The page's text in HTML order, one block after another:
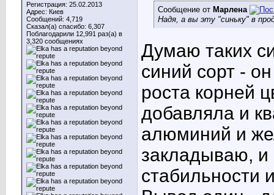
Регистрация: 25.02.2013
Адрес: Киев
Сообщений: 4,719
Сказал(а) спасибо: 6,307
Поблагодарили 12,991 раз(а) в
3,320 сообщениях
Сообщение от Марлена
Надя, а вы эту "синьку" в
Думаю таких
синий сорт -
роста корней
добавляла и
алюминий и
закладываю, и
стабильности